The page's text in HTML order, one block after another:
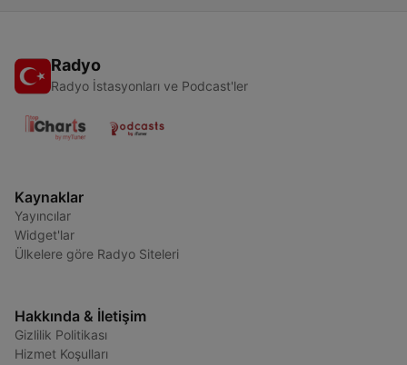
Radyo
Radyo İstasyonları ve Podcast'ler
Kaynaklar
Yayıncılar
Widget'lar
Ülkelere göre Radyo Siteleri
Hakkında & İletişim
Gizlilik Politikası
Hizmet Koşulları